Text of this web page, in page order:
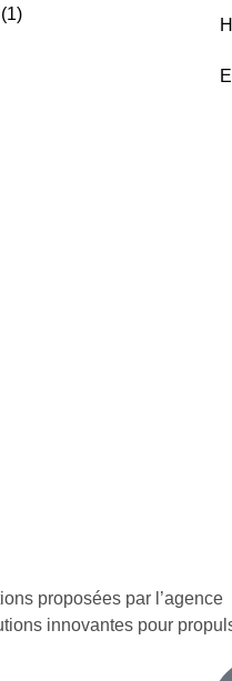
proposées par
innovantes pour